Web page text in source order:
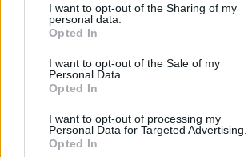
I want to opt-out of the Sharing of my
personal data.
Opted In
I want to opt-out of the Sale of my
Personal Data.
Opted In
I want to opt-out of processing my
Personal Data for Targeted Advertising.
Opted In
scheda grafica. ASUS ha anche amplificato il
Tweak III con il più elevato numero di
slider manualiper rendere la ROG Matrix
sogno di ogni overclocker. La prova è nei
conquistato tre record mondiali e cinque
molteplici tool di benchmark, portando lo